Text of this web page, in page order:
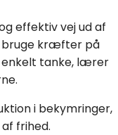
effektiv vej ud af
bruge kræfter på
enkelt tanke, lærer
i bekymringer,
frihed.